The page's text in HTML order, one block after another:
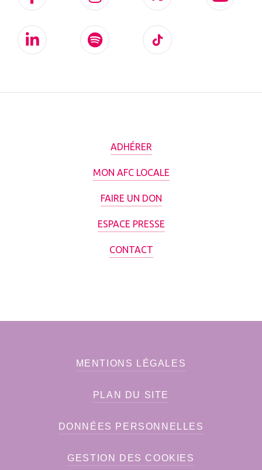
ADHÉRER
MON AFC LOCALE
FAIRE UN DON
ESPACE PRESSE
CONTACT
MENTIONS LÉGALES
PLAN DU SITE
DONNÉES PERSONNELLES
GESTION DES COOKIES